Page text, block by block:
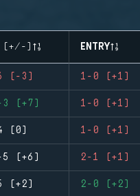
(+/-) ENTRY
(-3) 1-0 (+1)
3 (+7) 1-0 (+1)
(0) 1-0 (+1)
5 (+6) 2-1 (+1)
(+2) 2-0 (+2)